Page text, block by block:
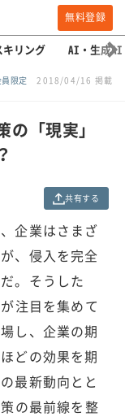
無料登録
キリング AI・生成AI
限定 2018/04/16 掲載
「現実」
共有する
企業はさまざ
、侵入を完全
。そうした
注目を集めて
し、企業の期
どの効果を期
最新動向とと
の最前線を整